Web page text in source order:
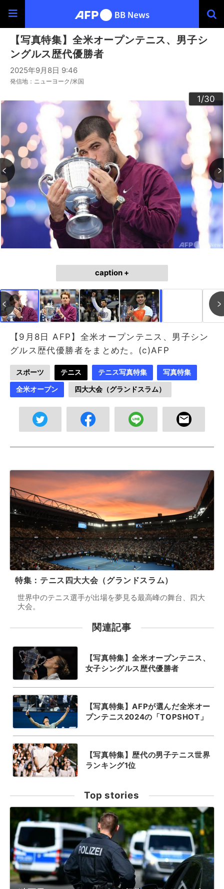
【写真特集】全米オープンテニス、男子シ
ングルス歴代優勝者
2025年9月8日 9:46
発信地：ニューヨーク/米国
1/30
2/30
3/30
4/30
5/30
6/30
7/30
8/30
9/30
10/30
11/30
12/30
13/30
14/30
15/30
16/30
17/30
18/30
19/30
20/30
21/30
22/30
23/30
24/30
25/30
26/30
27/30
28/30
29/30
30/30
caption +
成中 画像作成中
【9月8日 AFP】全米オープンテニス、男子シン
グルス歴代優勝者をまとめた。(c)AFP
スポーツ テニス テニス写真特集 写真特集
全米オープン 四大大会（グランドスラム）
特集：テニス四大大会（グランドスラム）
世界中のテニス選手が出場を夢見る最高峰の舞台、四大
大会。
関連記事
【写真特集】全米オープンテニス、
女子シングルス歴代優勝者
【写真特集】AFPが選んだ全米オー
プンテニス2024の「TOPSHOT」
【写真特集】歴代の男子テニス世界
ランキング1位
Top stories